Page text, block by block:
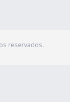
reservados.